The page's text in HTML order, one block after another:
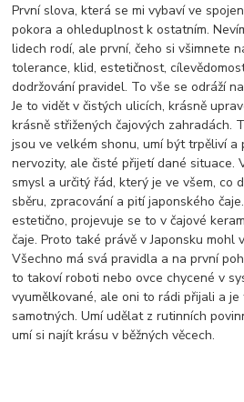
První slova, která se mi vybaví ve
pokora a ohleduplnost k ostatním.
lidech rodí, ale první, čeho si všimnete
tolerance, klid, estetičnost,
dodržování pravidel. To vše se odráží
Je to vidět v čistých ulicích, krásně
krásně střižených čajových zahradách.
jsou ve velkém shonu, umí být trpěliví a
nervozity, ale čisté přijetí dané situace.
smysl a určitý řád, který je ve všem, co
sběru, zpracování a pití japonského
estetično, projevuje se to v čajové
čaje. Proto také právě v Japonsku mohl
Všechno má svá pravidla a na první
to takoví roboti nebo ovce chycené v
vyumělkované, ale oni to rádi přijali a
samotných. Umí udělat z rutinních
umí si najít krásu v běžných věcech.